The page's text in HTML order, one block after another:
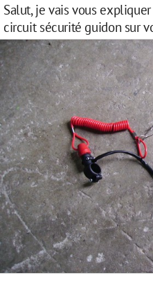
Salut, je vais vous
circuit sécurité guidon sur